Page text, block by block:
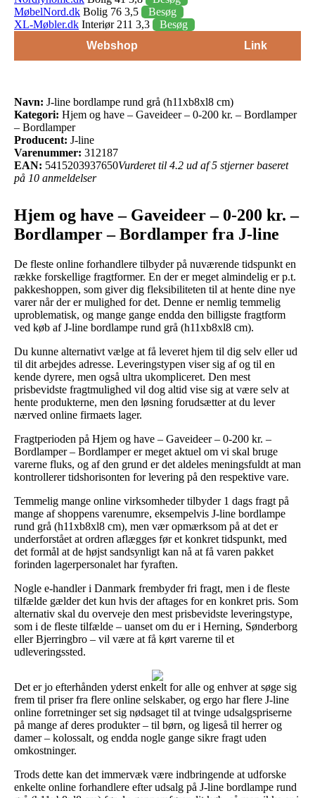
MøbelNord.dk Bolig 76 3,5
Besøg
XL-Møbler.dk Interiør 211 3,3
Besøg
Webshop
Link
Navn: J-line bordlampe rund grå (h11xb8xl8 cm)
Kategori: Hjem og have – Gaveideer – 0-200 kr. – Bordlamper
– Bordlamper
Producent: J-line
Varenummer: 312187
EAN: 5415203937650Vurderet til 4.2 ud af 5 stjerner baseret
på 10 anmeldelser
Hjem og have – Gaveideer – 0-200 kr. –
Bordlamper – Bordlamper fra J-line
De fleste online forhandlere tilbyder på nuværende tidspunkt en
række forskellige fragtformer. En der er meget almindelig er p.t.
pakkeshoppen, som giver dig fleksibiliteten til at hente dine nye
varer når der er mulighed for det. Denne er nemlig temmelig
uproblematisk, og mange gange endda den billigste fragtform
ved køb af J-line bordlampe rund grå (h11xb8xl8 cm).
Du kunne alternativt vælge at få leveret hjem til dig selv eller ud
til dit arbejdes adresse. Leveringstypen viser sig af og til en
kende dyrere, men også ultra ukompliceret. Den mest
prisbevidste fragtmulighed vil dog altid vise sig at være selv at
hente produkterne, men den løsning forudsætter at du lever
nærved online firmaets lager.
Fragtperioden på Hjem og have – Gaveideer – 0-200 kr. –
Bordlamper – Bordlamper er meget aktuel om vi skal bruge
varerne fluks, og af den grund er det aldeles meningsfuldt at man
kontrollerer tidshorisonten for levering på den respektive vare.
Temmelig mange online virksomheder tilbyder 1 dags fragt på
mange af shoppens varenumre, eksempelvis J-line bordlampe
rund grå (h11xb8xl8 cm), men vær opmærksom på at det er
underforstået at ordren aflægges før et konkret tidspunkt, med
det formål at de højst sandsynligt kan nå at få varen pakket
forinden lagerpersonalet har fyraften.
Nogle e-handler i Danmark frembyder fri fragt, men i de fleste
tilfælde gælder det kun hvis der aftages for en konkret pris. Som
alternativ skal du overveje den mest prisbevidste leveringstype,
som i de fleste tilfælde – uanset om du er i Herning, Sønderborg
eller Bjerringbro – vil være at få kørt varerne til et
udleveringssted.
Det er jo efterhånden yderst enkelt for alle og enhver at søge sig
frem til priser fra flere online selskaber, og ergo har flere J-line
online forretninger set sig nødsaget til at tvinge udsalgspriserne
på mange af deres produkter – til børn, og ligeså til herrer og
damer – kolossalt, og endda nogle gange sikre fragt uden
omkostninger.
Trods dette kan det immervæk være indbringende at udforske
enkelte online forhandlere efter udsalg på J-line bordlampe rund